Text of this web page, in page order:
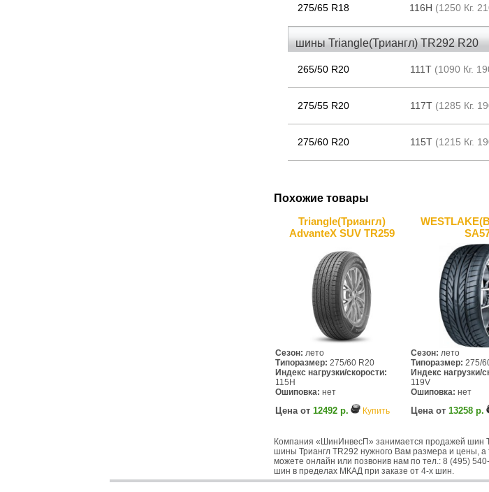
275/65 R18 116H (1250 Кг.
шины Triangle(Триангл) TR292 R20
265/50 R20 111T (1090 Кг.
275/55 R20 117T (1285 Кг.
275/60 R20 115T (1215 Кг.
Похожие товары
Triangle(Триангл)
AdvanteX SUV TR259
Сезон: лето
Типоразмер: 275/60 R20
Индекс нагрузки/скорости:
115H
Ошиповка: нет
Цена от 12492 р. Купить
Сезон: лето
Типоразмер: 275/
Индекс нагрузки/
119V
Ошиповка: нет
Цена от 13258 р.
Компания «ШинИнвесП» занимается продажей шин
шины Триангл TR292 нужного Вам размера и цены,
можете онлайн или позвонив нам по тел.: 8 (495)
шин в пределах МКАД при заказе от 4-х шин.